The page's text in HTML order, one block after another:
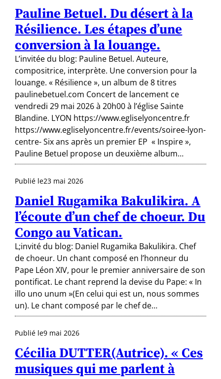
Pauline Betuel. Du désert à la
Résilience. Les étapes d’une
conversion à la louange.
L’invitée du blog: Pauline Betuel. Auteure,
compositrice, interprète. Une conversion pour la
louange. « Résilience », un album de 8 titres
paulinebetuel.com Concert de lancement ce
vendredi 29 mai 2026 à 20h00 à l’église Sainte
Blandine. LYON https://www.egliselyoncentre.fr
https://www.egliselyoncentre.fr/events/soiree-lyon-
centre- Six ans après un premier EP « Inspire »,
Pauline Betuel propose un deuxième album…
Publié le23 mai 2026
Daniel Rugamika Bakulikira. A
l’écoute d’un chef de choeur. Du
Congo au Vatican.
L;invité du blog: Daniel Rugamika Bakulikira. Chef
de choeur. Un chant composé en l’honneur du
Pape Léon XIV, pour le premier anniversaire de son
pontificat. Le chant reprend la devise du Pape: « In
illo uno unum »(En celui qui est un, nous sommes
un). Le chant composé par le chef de…
Publié le9 mai 2026
Cécilia DUTTER(Autrice). « Ces
musiques qui me parlent à